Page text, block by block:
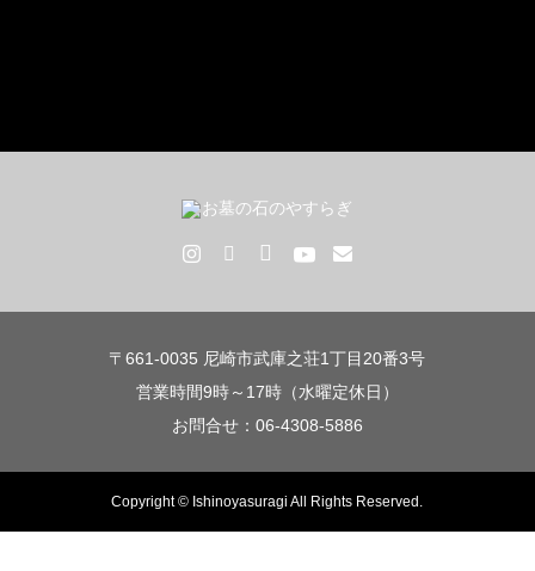
〒661-0035 尼崎市武庫之荘1丁目20番3号
営業時間9時～17時（水曜定休日）
お問合せ：06-4308-5886
Copyright © Ishinoyasuragi All Rights Reserved.